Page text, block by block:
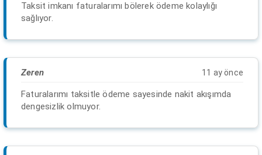
Taksit imkanı faturalarımı bölerek ödeme kolaylığı
sağlıyor.
Zeren 11 ay önce
Faturalarımı taksitle ödeme sayesinde nakit akışımda
dengesizlik olmuyor.